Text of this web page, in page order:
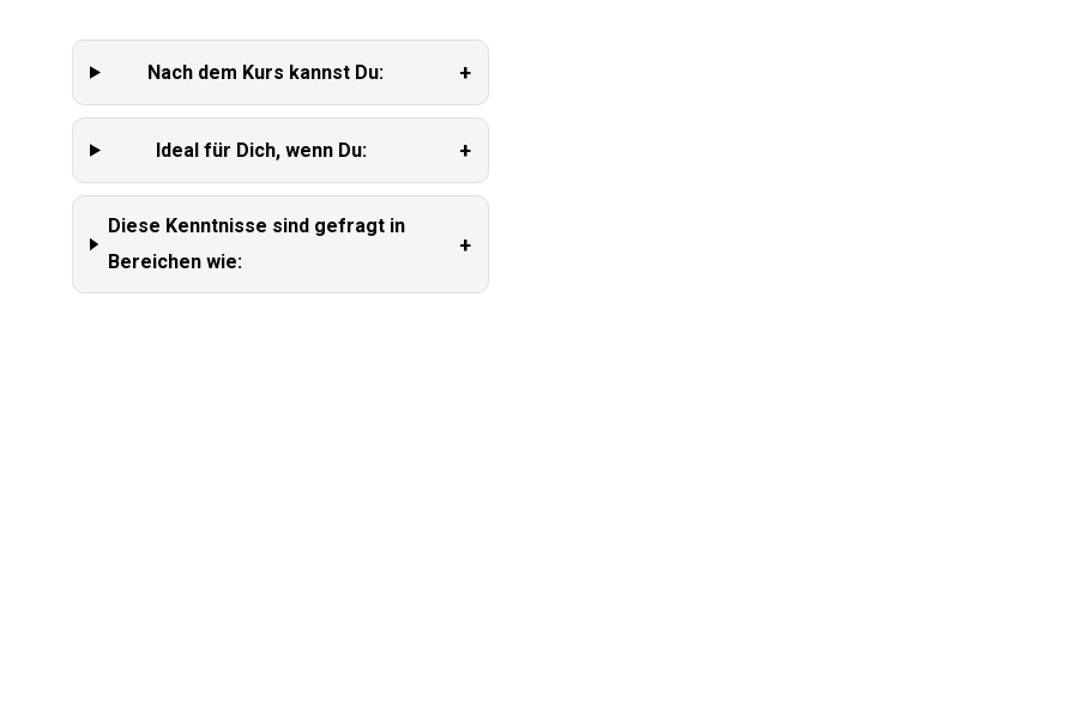
Nach dem Kurs kannst Du: +
Ideal für Dich, wenn Du: +
Diese Kenntnisse sind gefragt in
Bereichen wie:
+